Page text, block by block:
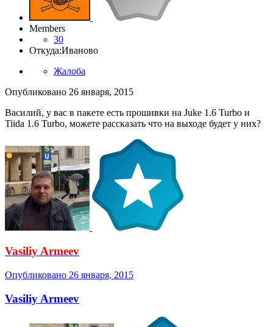
Members
30
Откуда:Иваново
Жалоба
Опубликовано 26 января, 2015
Василий, у вас в пакете есть прошивки на Juke 1.6 Turbo и
Tiida 1.6 Turbo, можете рассказать что на выходе будет у них?
Vasiliy Armeev
Опубликовано 26 января, 2015
Vasiliy Armeev